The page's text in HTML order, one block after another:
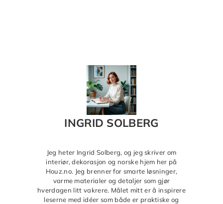
INGRID SOLBERG
Jeg heter Ingrid Solberg, og jeg skriver om
interiør, dekorasjon og norske hjem her på
Houz.no. Jeg brenner for smarte løsninger,
varme materialer og detaljer som gjør
hverdagen litt vakrere. Målet mitt er å inspirere
leserne med idéer som både er praktiske og